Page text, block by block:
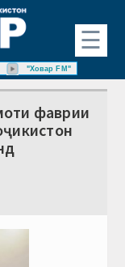
☰
"Ховар FM"
фаврии